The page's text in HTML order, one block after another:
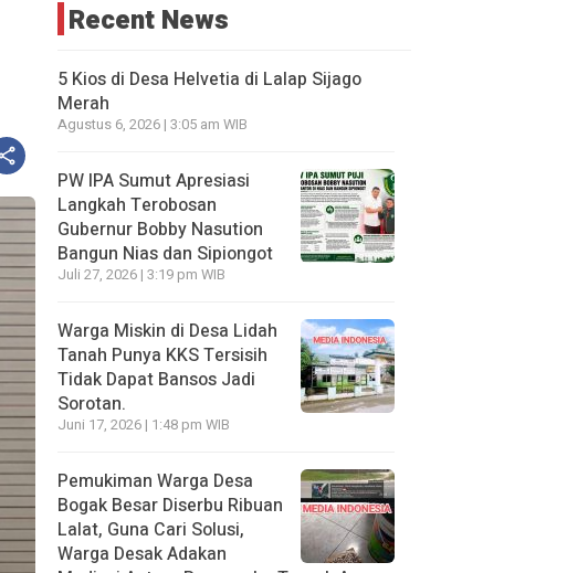
Recent News
5 Kios di Desa Helvetia di Lalap Sijago
Merah
Agustus 6, 2026 | 3:05 am WIB
PW IPA Sumut Apresiasi
Langkah Terobosan
Gubernur Bobby Nasution
Bangun Nias dan Sipiongot
Juli 27, 2026 | 3:19 pm WIB
Warga Miskin di Desa Lidah
Tanah Punya KKS Tersisih
Tidak Dapat Bansos Jadi
Sorotan.
Juni 17, 2026 | 1:48 pm WIB
Pemukiman Warga Desa
Bogak Besar Diserbu Ribuan
Lalat, Guna Cari Solusi,
Warga Desak Adakan